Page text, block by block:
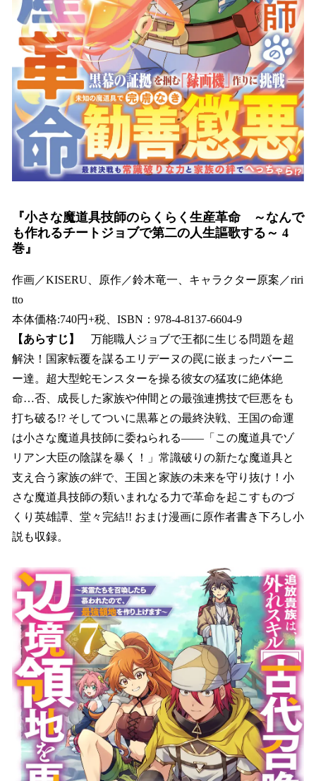
『小さな魔道具技師のらくらく生産革命 ～なんで
も作れるチートジョブで第二の人生謳歌する～ 4
巻』
作画／KISERU、原作／鈴木竜一、キャラクター原案／riri
tto
本体価格:740円+税、ISBN：978-4-8137-6604-9
【あらすじ】
万能職人ジョブで王都に生じる問題を超
解決！国家転覆を謀るエリデーヌの罠に嵌まったバーニ
ー達。超大型蛇モンスターを操る彼女の猛攻に絶体絶
命…否、成長した家族や仲間との最強連携技で巨悪をも
打ち破る!? そしてついに黒幕との最終決戦、王国の命運
は小さな魔道具技師に委ねられる――「この魔道具でゾ
リアン大臣の陰謀を暴く！」常識破りの新たな魔道具と
支え合う家族の絆で、王国と家族の未来を守り抜け！小
さな魔道具技師の類いまれなる力で革命を起こすものづ
くり英雄譚、堂々完結!! おまけ漫画に原作者書き下ろし小
説も収録。